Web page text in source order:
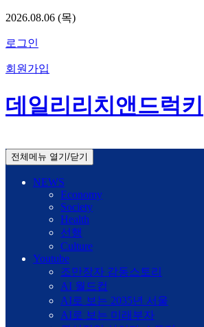
2026.08.06 (목)
로그인
회원가입
데일리리치앤드럭키
전체메뉴 열기/닫기
NEWS
Economy
Society
Health
선행
Culture
Youtube
조만장자 감동스토리
AI 월드컵
AI로 보는 2035년 서울
AI로 보는 미래부자